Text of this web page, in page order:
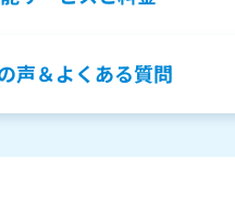
声＆よくある質問